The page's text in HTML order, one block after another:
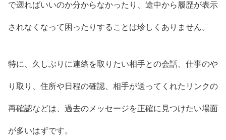
で遡ればいいのか分からなかったり、途中から履歴が表示
されなくなって困ったりすることは珍しくありません。
特に、久しぶりに連絡を取りたい相手との会話、仕事のや
り取り、住所や日程の確認、相手が送ってくれたリンクの
再確認などは、過去のメッセージを正確に見つけたい場面
が多いはずです。